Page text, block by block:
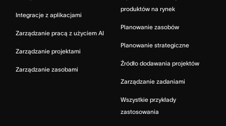
Integracje z aplikacjami
Zarządzanie pracą z użyciem AI
Zarządzanie projektami
Zarządzanie zasobami
produktów na rynek
Planowanie zasobów
Planowanie strategiczne
Źródło dodawania projektów
Zarządzanie zadaniami
Wszystkie przykłady
zastosowania